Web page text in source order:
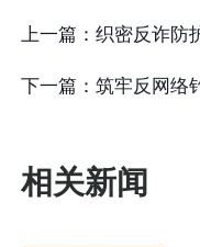
上一篇：织密反诈防
下一篇：筑牢反网络
相关新闻